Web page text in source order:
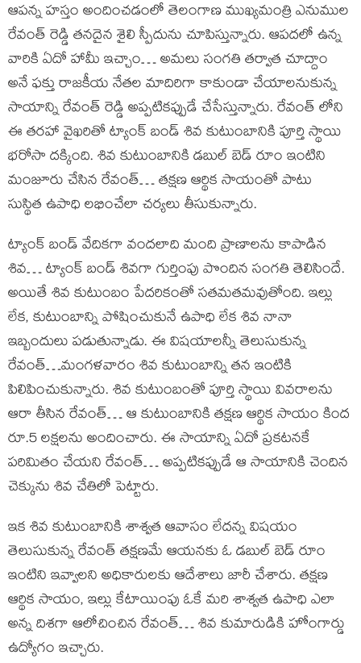
ఆపన్న హస్తం అందించడంలో తెలంగాణ ముఖ్యమంత్రి ఎనుముల
రేవంత్ రెడ్డి తనదైన శైలి స్పీదును చూపిస్తున్నారు. ఆపదలో ఉన్న
వారికి ఏదో హామీ ఇచ్చాం… అమలు సంగతి తర్వాత చూద్దాం
అనే ఫక్తు రాజకీయ నేతల మాదిరిగా కాకుండా చేయాలనుకున్న
సాయాన్ని రేవంత్ రెడ్డి అప్పటికప్పుడే చేసేస్తున్నారు. రేవంత్ లోని
ఈ తరహా వైఖరితో ట్యాంక్ బండ్ శివ కుటుంబానికి పూర్తి స్థాయి
భరోసా దక్కింది. శివ కుటుంబానికి డబుల్ బెడ్ రూం ఇంటిని
మంజూరు చేసిన రేవంత్… తక్షణ ఆర్థిక సాయంతో పాటు
సుస్థిత ఉపాధి లభించేలా చర్యలు తీసుకున్నారు.
ట్యాంక్ బండ్ వేదికగా వందలాది మంది ప్రాణాలను కాపాడిన
శివ… ట్యాంక్ బండ్ శివగా గుర్తింపు పొందిన సంగతి తెలిసిందే.
అయితే శివ కుటుంబం పేదరికంతో సతమతమవుతోంది. ఇల్లు
లేక, కుటుంబాన్ని పోషించుకునే ఉపాధి లేక శివ నానా
ఇబ్బందులు పడుతున్నాడు. ఈ విషయాలన్నీ తెలుసుకున్న
రేవంత్…మంగళవారం శివ కుటుంబాన్ని తన ఇంటికి
పిలిపించుకున్నారు. శివ కుటుంబంతో పూర్తి స్థాయి వివరాలను
ఆరా తీసిన రేవంత్… ఆ కుటుంబానికి తక్షణ ఆర్థిక సాయం కింద
రూ.5 లక్షలను అందించారు. ఈ సాయాన్ని ఏదో ప్రకటనకే
పరిమితం చేయని రేవంత్… అప్పటికప్పుడే ఆ సాయానికి చెందిన
చెక్కును శివ చేతిలో పెట్టారు.
ఇక శివ కుటుంబానికి శాశ్వత ఆవాసం లేదన్న విషయం
తెలుసుకున్న రేవంత్ తక్షణమే ఆయనకు ఓ డబుల్ బెడ్ రూం
ఇంటిని ఇవ్వాలని అధికారులకు ఆదేశాలు జారీ చేశారు. తక్షణ
ఆర్థిక సాయం, ఇల్లు కేటాయింపు ఓకే మరి శాశ్వత ఉపాధి ఎలా
అన్న దిశగా ఆలోచించిన రేవంత్… శివ కుమారుడికి హోంగార్డు
ఉద్యోగం ఇచ్చారు.